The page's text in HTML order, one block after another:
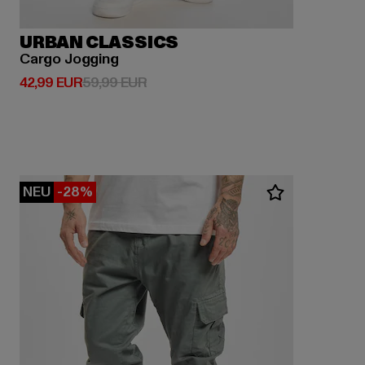
URBAN CLASSICS
Cargo Jogging
42,99 EUR
Derzeitiger Preis: 42,99 EUR
59,99 EURAktionspreis: 59,99 EUR
NEU -28%